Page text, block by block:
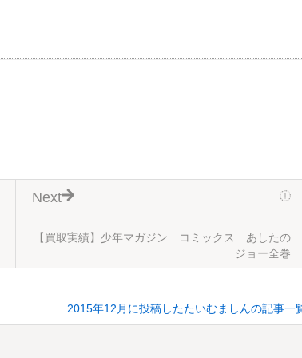
【買取実績】少年マガジン コミックス あしたの
ジョー全巻
Next
2015年12月に投稿したたいむましんの記事一